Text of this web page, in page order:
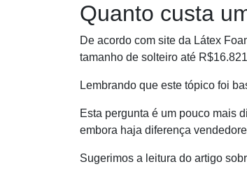
Quanto custa
De acordo com site da Látex
tamanho de solteiro até
Lembrando que este tópico foi
Esta pergunta é um pouco mais
embora haja diferença
Sugerimos a leitura do artigo